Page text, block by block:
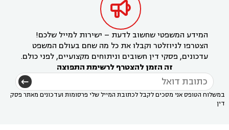

המידע המשפטי שחשוב לדעת – ישירות למייל שלכם!
הצטרפו לניוזלטר וקבלו את כל מה שחם בעולם המשפט
עדכונים, פסקי דין חשובים וניתוחים מקצועיים, לפני כולם.
זה הזמן להצטרף לרשימת התפוצה
במשלוח הטופס אני מסכים לקבל לכתובת המייל שלי פרסומות ועדכונים מאתר פסק
דין